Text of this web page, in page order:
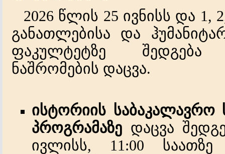
2026 წლის 25 ივნისს და 1,
განათლებისა და
ფაკულტეტზე
შედგება
ნაშრომების დაცვა.
ისტორიის საბაკალავრო
პროგრამაზე დაცვა
ივლისს, 11:00